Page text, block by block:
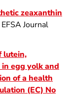
zeaxanthin
EFSA Journal
lutein,
egg yolk and
of a health
(EC) No